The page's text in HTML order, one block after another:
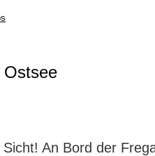
Ostsee
Sicht! An Bord der